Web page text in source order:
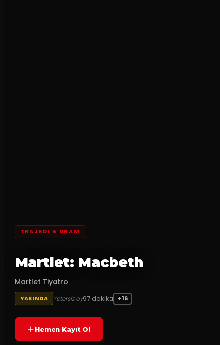
TRAJEDI & DRAM
Martlet: Macbeth
Martlet Tiyatro
YAKINDA Yetersiz oy97 dakika +16
Hemen Kayıt Ol